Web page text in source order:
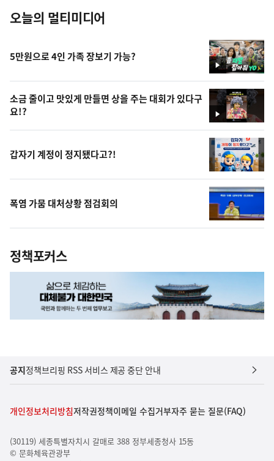
오늘의 멀티미디어
영
상
5만원으로 4인 가족 장보기 가능?
영
상
소금 줄이고 맛있게 만들면 상을 주는 대회가 있다구
요!?
갑자기 계정이 정지됐다고?!
폭염 가뭄 대처상황 점검회의
정책포커스
공지정책브리핑 RSS 서비스 제공 중단 안내
개인정보처리방침저작권정책이메일 수집거부자주 묻는 질문(FAQ)
(30119) 세종특별자치시 갈매로 388 정부세종청사 15동
© 문화체육관광부